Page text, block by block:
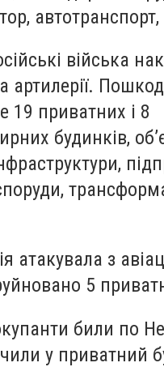
війська
артилерії.
приватних і 8
будинків,
атакувала з
5
били по
у приватний